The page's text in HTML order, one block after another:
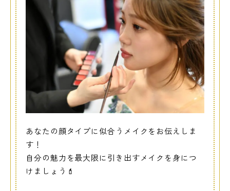
あなたの顔タイプに似合うメイクをお伝えしま
す！
自分の魅力を最大限に引き出すメイクを身につ
けましょう💄